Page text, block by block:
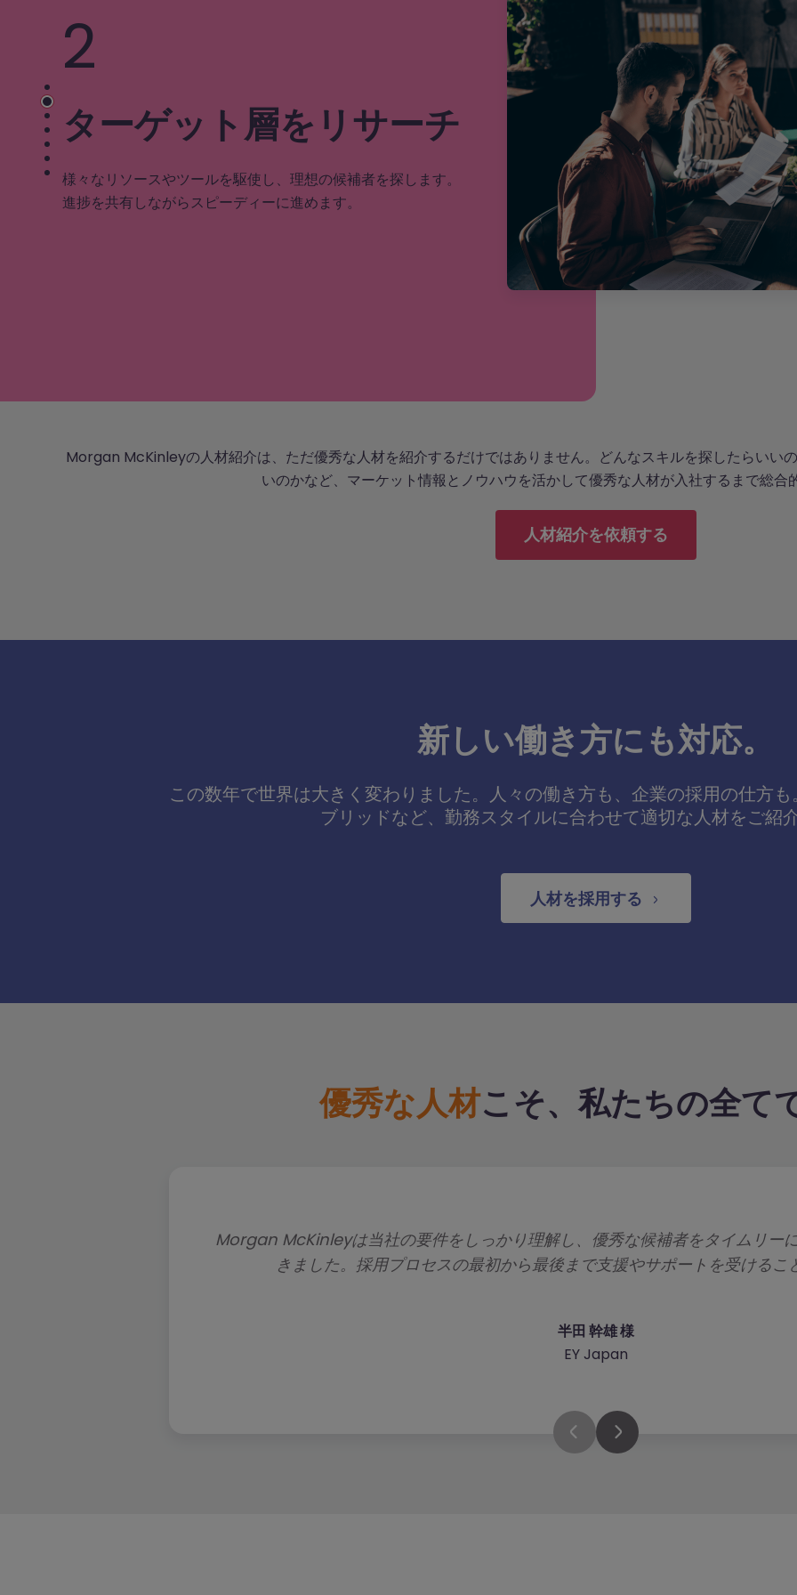
3
丁寧にスクリーニング
アプローチした人材の中から、最もニーズに相応しい候補者を
厳選してご紹介します。その中から会ってみたい候補者をお選
これはという候補者が見つかったら、いよいよオファーです。
条件の擦り合わせや打診、受諾後のフォローアップなど、クロ
Morgan McKinleyの人材紹介は、ただ優秀な人材を紹介するだけではありません。どんなスキルを探したらいい
いのかなど、マーケット情報とノウハウを活かして優秀な人材が入社するまで総合
人材紹介を依頼する
新しい働き方にも対応。
この数年で世界は大きく変わりました。人々の働き方も、企業の採用の仕方
ブリッドなど、勤務スタイルに合わせて適切な人材をご紹
人材を採用する
優秀な人材こそ、私たちの全て
Morgan McKinleyは当社の要件をしっかり理解し、優秀な候補者をタイムリー
きました。採用プロセスの最初から最後まで支援やサポートを受けるこ
半田 幹雄 様
EY Japan